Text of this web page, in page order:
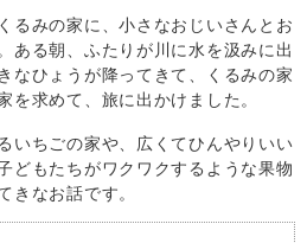
るみの家に、小さなおじいさんとお
ある朝、ふたりが川に水を汲みに出
なひょうが降ってきて、くるみの家
を求めて、旅に出かけました。
いちごの家や、広くてひんやりいい
どもたちがワクワクするような果物
きなお話です。